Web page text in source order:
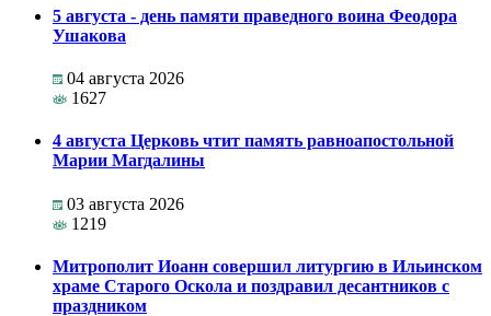
5 августа - день памяти праведного воина Феодора
Ушакова
04 августа 2026
1627
4 августа Церковь чтит память равноапостольной
Марии Магдалины
03 августа 2026
1219
Митрополит Иоанн совершил литургию в Ильинском
храме Старого Оскола и поздравил десантников с
праздником